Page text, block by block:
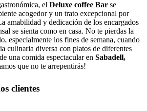
el Deluxe coffee Bar se
acogedor y un trato excepcional por
amabilidad y dedicación de los encargados
se sienta como en casa. No te pierdas la
especialmente los fines de semana, cuando
culinaria diversa con platos de diferentes
una comida espectacular en Sabadell,
que no te arrepentirás!
clientes